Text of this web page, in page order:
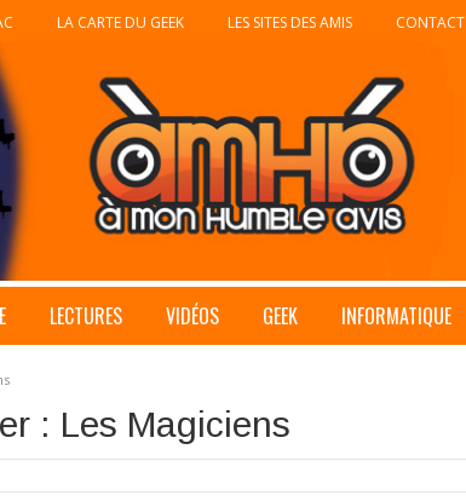
LA CARTE DU GEEK LES SITES DES AMIS CONTACT
LECTURES VIDÉOS GEEK INFORMATIQUE
: Les Magiciens